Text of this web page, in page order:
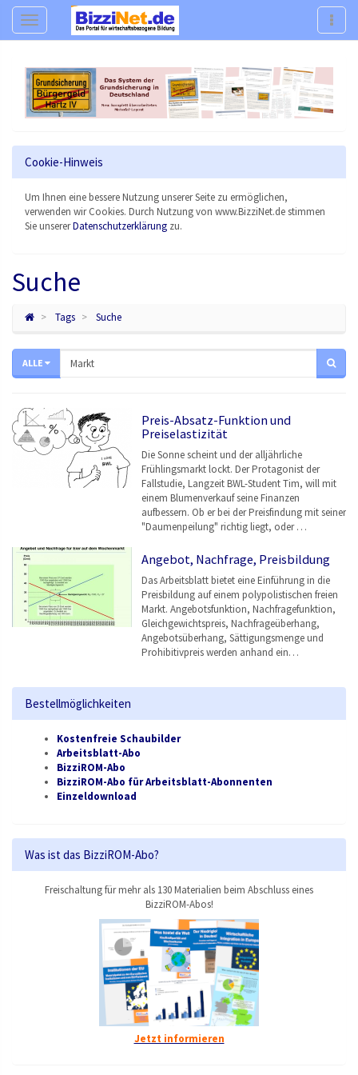
Navigation
Cookie-Hinweis
Um Ihnen eine bessere Nutzung unserer Seite zu ermöglichen,
verwenden wir Cookies. Durch Nutzung von www.BizziNet.de stimmen
Sie unsererDatenschutzerklärung zu.
Suche
Tags Suche
ALLE
Preis-Absatz-Funktion und
Preiselastizität
Die Sonne scheint und der alljährliche
Frühlingsmarkt lockt. Der Protagonist der
Fallstudie, Langzeit BWL-Student Tim, will mit
einem Blumenverkauf seine Finanzen
aufbessern. Ob er bei der Preisfindung mit seiner
"Daumenpeilung" richtig liegt, oder …
Angebot, Nachfrage, Preisbildung
Das Arbeitsblatt bietet eine Einführung in die
Preisbildung auf einem polypolistischen freien
Markt. Angebotsfunktion, Nachfragefunktion,
Gleichgewichtspreis, Nachfrageüberhang,
Angebotsüberhang, Sättigungsmenge und
Prohibitivpreis werden anhand ein…
Bestellmöglichkeiten
Kostenfreie Schaubilder
Arbeitsblatt-Abo
BizziROM-Abo
BizziROM-Abo für Arbeitsblatt-Abonnenten
Einzeldownload
Was ist das BizziROM-Abo?
Freischaltung für mehr als 130 Materialien beim Abschluss eines
BizziROM-Abos!
Jetzt informieren